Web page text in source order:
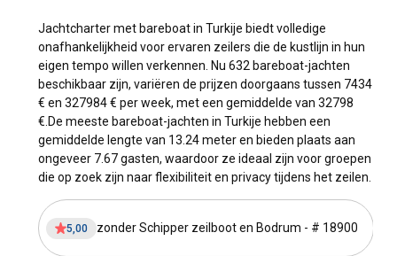
en zuidwestkust varen, maar zij moeten de Meltemi en
open slagen vroeg in de planning zetten. Een enkele route is
handig als je meer kust wilt zien zonder terug te keren naar
dezelfde haven. Een rondtocht is eenvoudiger voor
proviand, transfers en wisseldagen. In het hoogseizoen zijn
de populairste baaien drukker en is een vaste route minder
flexibel. In het tussenseizoen zijn ankerplaatsen vaak
rustiger, al blijft de windcheck leidend. Voorboottocht in
Istanbulgaat het vooral om een korte privécruise over de
Bosporus, niet om een lange bareboat vakantie.
Jachtcharter met bareboat in Turkije biedt volledige
onafhankelijkheid voor ervaren zeilers die de kustlijn in hun
eigen tempo willen verkennen. Nu 632 bareboat-jachten
beschikbaar zijn, variëren de prijzen doorgaans tussen 7434
€ en 327984 € per week, met een gemiddelde van 32798
€. De meeste bareboat-jachten in Turkije hebben een
gemiddelde lengte van 13.24 meter en bieden plaats aan
ongeveer 7.67 gasten, waardoor ze ideaal zijn voor groepen
die op zoek zijn naar flexibiliteit en privacy tijdens het zeilen.
5,00 zonder Schipper zeilboot en Bodrum - # 18900